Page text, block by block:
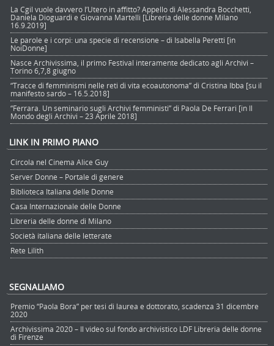
La Cgil vuole davvero l’Utero in affitto? Appello di Alessandra Bocchetti,
Daniela Dioguardi e Giovanna Martelli [Libreria delle donne Milano
16.9.2019]
Le parole e i corpi: una specie di recensione – di Isabella Peretti [in
NoiDonne]
Nasce Archivissima, il primo Festival interamente dedicato agli Archivi –
Torino 6,7,8 giugno
“Tracce di femminismi nelle reti di vita ecoautonoma” di Cristina Ibba [su il
manifesto sardo – 16.5.2018]
“Ferrara. Un seminario sugli Archivi femministi” di Paola De Ferrari [in Il
Mondo degli Archivi – 23 Aprile 2018]
LINK IN PRIMO PIANO
Circola nel Cinema Alice Guy
Server Donne – Portale di genere
Biblioteca Italiana delle Donne
Casa Internazionale delle Donne
Libreria delle donne di Milano
Società italiana delle letterate
Rete Lilith
SEGNALIAMO
Premio “Paola Bora” per tesi di laurea e dottorato, scadenza 31 dicembre
2020
Archivissima 2020 – Il video sul fondo archivistico LDF Libreria delle donne
di Firenze